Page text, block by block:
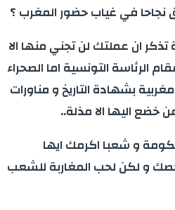
في غياب حضور المغرب ؟
تذكر ان عملتك لن تجني منها الا
الرئاسة التونسية اما الصحراء
بشهادة التاريخ و مناورات
خضع اليها الا مذلة..
و شعبا اكرمك ايها
و لكن لحب المغاربة للشعب